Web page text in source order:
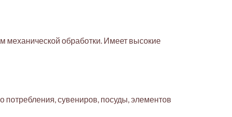
механической обработки. Имеет высокие
потребления, сувениров, посуды, элементов